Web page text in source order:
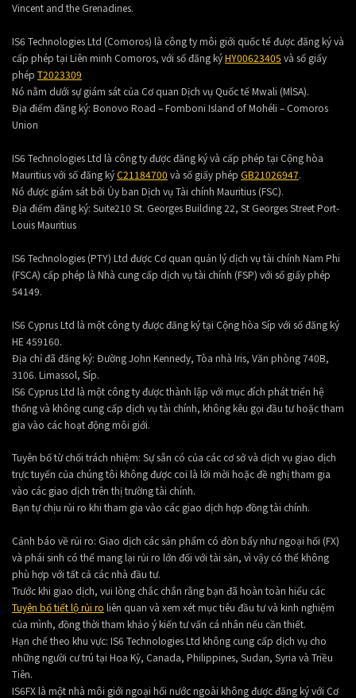
Vincent and the Grenadines.
IS6 Technologies Ltd (Comoros) là công ty môi giới quốc tế được đăng ký và
cấp phép tại Liên minh Comoros, với số đăng kýHY00623405 và số giấy
phép T2023309
Nó nằm dưới sự giám sát của Cơ quan Dịch vụ Quốc tế Mwali (MlSA).
Địa điểm đăng ký: Bonovo Road – Fomboni Island of Mohéli – Comoros
Union
IS6 Technologies Ltd là công ty được đăng ký và cấp phép tại Cộng hòa
Mauritius với số đăng kýC21184700 và số giấy phép GB21026947.
Nó được giám sát bởi Ủy ban Dịch vụ Tài chính Mauritius (FSC).
Địa điểm đăng ký: Suite210 St. Georges Building 22, St Georges Street Port-
Louis Mauritius
IS6 Technologies (PTY) Ltd được Cơ quan quản lý dịch vụ tài chính Nam Phi
(FSCA) cấp phép là Nhà cung cấp dịch vụ tài chính (FSP) với số giấy phép
54149.
IS6 Cyprus Ltd là một công ty được đăng ký tại Cộng hòa Síp với số đăng ký
HE 459160.
Địa chỉ đã đăng ký: Đường John Kennedy, Tòa nhà Iris, Văn phòng 740B,
3106. Limassol, Síp.
IS6 Cyprus Ltd là một công ty được thành lập với mục đích phát triển hệ
thống và không cung cấp dịch vụ tài chính, không kêu gọi đầu tư hoặc tham
gia vào các hoạt động môi giới.
Tuyên bố từ chối trách nhiệm: Sự sẵn có của các cơ sở và dịch vụ giao dịch
trực tuyến của chúng tôi không được coi là lời mời hoặc đề nghị tham gia
vào các giao dịch trên thị trường tài chính.
Bạn tự chịu rủi ro khi tham gia vào các giao dịch hợp đồng tài chính.
Cảnh báo về rủi ro: Giao dịch các sản phẩm có đòn bẩy như ngoại hối (FX)
và phái sinh có thể mang lại rủi ro lớn đối với tài sản, vì vậy có thể không
phù hợp với tất cả các nhà đầu tư.
Trước khi giao dịch, vui lòng chắc chắn rằng bạn đã hoàn toàn hiểu các
Tuyên bố tiết lộ rủi ro liên quan và xem xét mục tiêu đầu tư và kinh nghiệm
của mình, đồng thời tham khảo ý kiến tư vấn cá nhân nếu cần thiết.
Hạn chế theo khu vực: IS6 Technologies Ltd không cung cấp dịch vụ cho
những người cư trú tại Hoa Kỳ, Canada, Philippines, Sudan, Syria và Triều
Tiên.
IS6FX là một nhà môi giới ngoại hối nước ngoài không được đăng ký với Cơ